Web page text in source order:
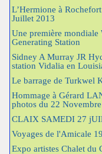
L’Hermione à
Juillet 2013
Une première mondiale
Generating Station
Sidney A Murray JR
station Vidalia en
Le barrage de Turkwel
Hommage à Gérard
photos du 22
CLAIX SAMEDI 27
Voyages de l'Amicale
Expo artistes Chalet du